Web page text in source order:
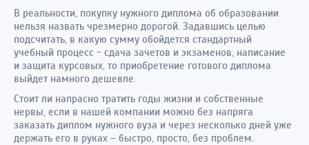
В реальности, покупку нужного диплома об образовании
нельзя назвать чрезмерно дорогой. Задавшись целью
подсчитать, в какую сумму обойдется стандартный
учебный процесс - сдача зачетов и экзаменов, написание
и защита курсовых, то приобретение готового диплома
выйдет намного дешевле.
Стоит ли напрасно тратить годы жизни и собственные
нервы, если в нашей компании можно без напряга
заказать диплом нужного вуза и через несколько дней уже
держать его в руках – быстро, просто, без проблем.